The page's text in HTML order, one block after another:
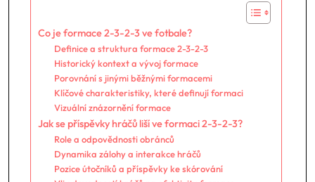
Co je formace 2-3-2-3 ve fotbale?
Definice a struktura formace 2-3-2-3
Historický kontext a vývoj formace
Porovnání s jinými běžnými formacemi
Klíčové charakteristiky, které definují formaci
Vizuální znázornění formace
Jak se příspěvky hráčů liší ve formaci 2-3-2-3?
Role a odpovědnosti obránců
Dynamika zálohy a interakce hráčů
Pozice útočníků a příspěvky ke skórování